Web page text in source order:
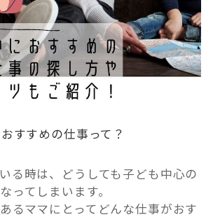
すすめの仕事って？
る時は、どうしても子ども中心の
ってしまいます。
るママにとってどんな仕事がおす